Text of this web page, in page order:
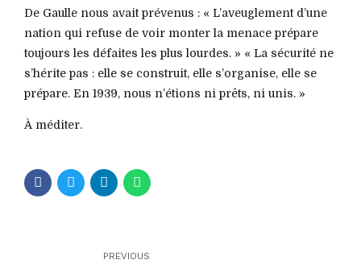
De Gaulle nous avait prévenus : « L’aveuglement d’une
nation qui refuse de voir monter la menace prépare
toujours les défaites les plus lourdes. » « La sécurité ne
s’hérite pas : elle se construit, elle s’organise, elle se
prépare. En 1939, nous n’étions ni prêts, ni unis. »
À méditer.
PREVIOUS